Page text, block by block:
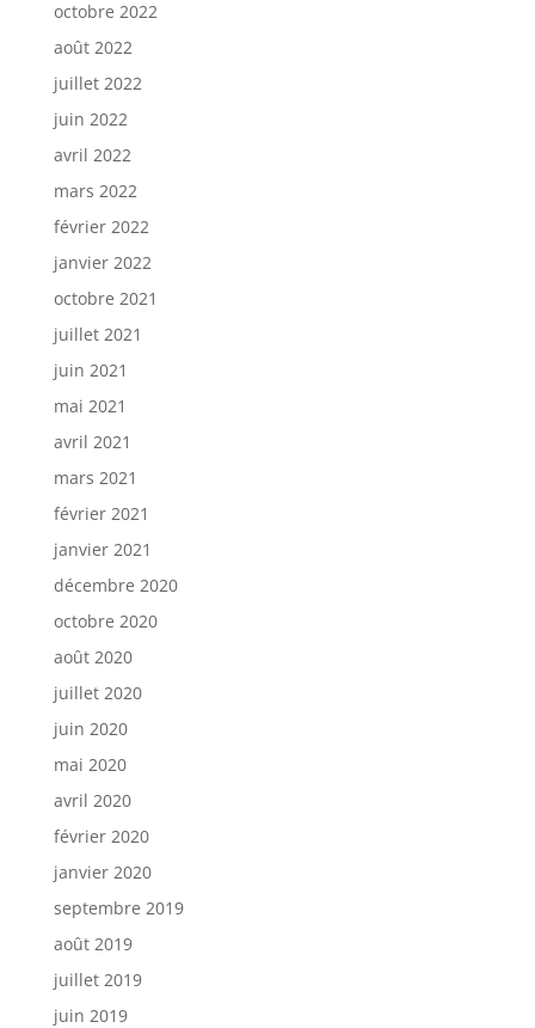
octobre 2022
août 2022
juillet 2022
juin 2022
avril 2022
mars 2022
février 2022
janvier 2022
octobre 2021
juillet 2021
juin 2021
mai 2021
avril 2021
mars 2021
février 2021
janvier 2021
décembre 2020
octobre 2020
août 2020
juillet 2020
juin 2020
mai 2020
avril 2020
février 2020
janvier 2020
septembre 2019
août 2019
juillet 2019
juin 2019